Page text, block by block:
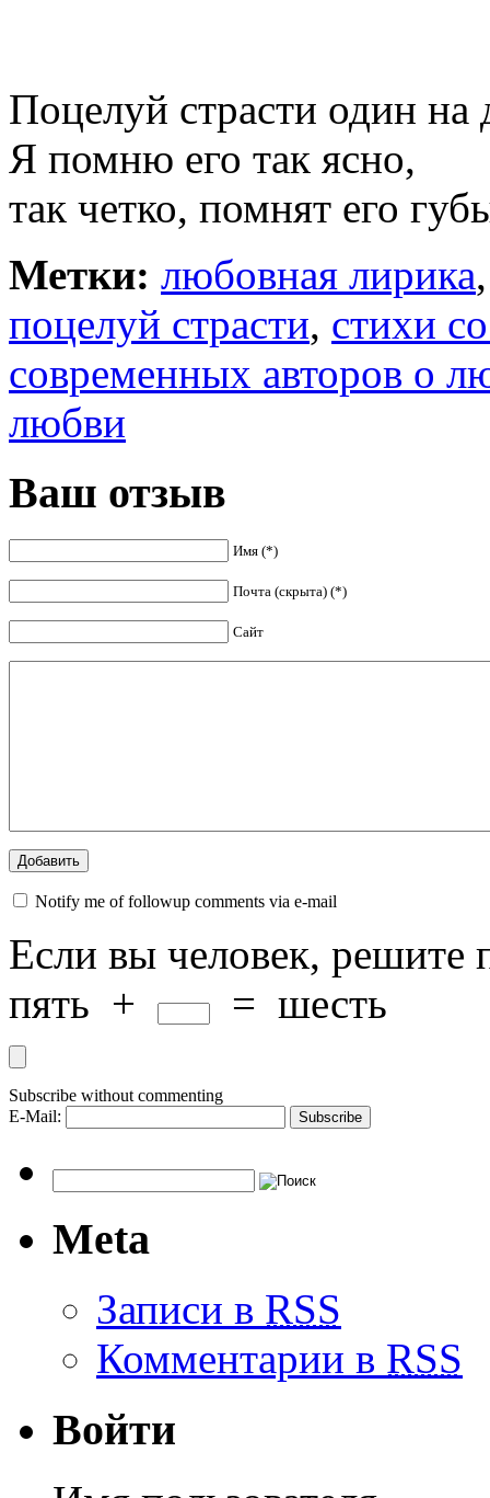
Поцелуй страсти один на
Я помню его так ясно,
так четко, помнят его
Метки: любовная лирика
поцелуй страсти, стихи
современных авторов о
любви
Ваш отзыв
Имя (*)
Почта (скрыта) (*)
Сайт
Notify me of followup comments via e-mail
Если вы человек, решите
пять + = шесть
Subscribe without commenting
E-Mail:
Meta
Записи в RSS
Комментарии в RSS
Войти